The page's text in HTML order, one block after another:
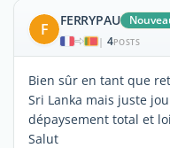
F FERRYPAU
| 4POSTS
Bien sûr en tant que
Sri Lanka mais juste
dépaysement total et
Salut